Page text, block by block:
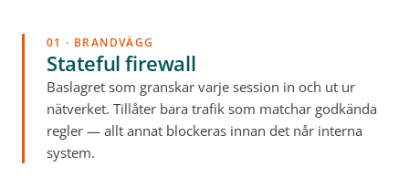
01 · BRANDVÄGG
Stateful firewall
Baslagret som granskar varje session in och ut ur
nätverket. Tillåter bara trafik som matchar godkända
regler — allt annat blockeras innan det når interna
system.